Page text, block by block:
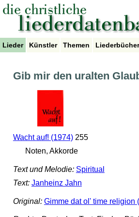
Lieder Künstler Themen Liederbücher
Gib mir den uralten
Wacht auf! (1974)255
Noten, Akkorde
Text und Melodie: Spiritual
Text: Janheinz Jahn
Original: Gimme dat ol' time religion